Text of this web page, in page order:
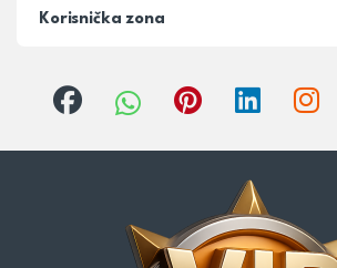
Korisnička zona